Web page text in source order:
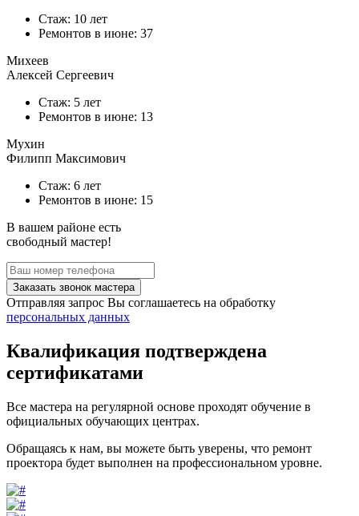
Стаж: 10 лет
Ремонтов в июне: 37
Михеев
Алексей Сергеевич
Стаж: 5 лет
Ремонтов в июне: 13
Мухин
Филипп Максимович
Стаж: 6 лет
Ремонтов в июне: 15
В вашем районе есть
свободный мастер!
Заказать звонок мастера
Отправляя запрос Вы соглашаетесь на обработку
персональных данных
Квалификация подтверждена
сертификатами
Все мастера на регулярной основе проходят обучение в
официальных обучающих центрах.
Обращаясь к нам, вы можете быть уверены, что ремонт
проектора будет выполнен на профессиональном уровне.